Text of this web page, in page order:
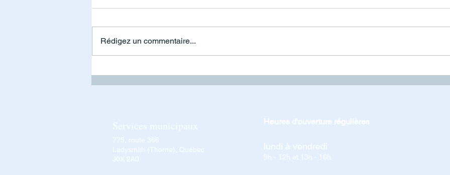
Rédigez un commentaire...
Services municipaux
775, route 366
Ladysmith (Thorne), Québec
J0X 2A0
Heures d'ouverture régulières
lundi à vendredi
9h - 12h et 13h - 16h